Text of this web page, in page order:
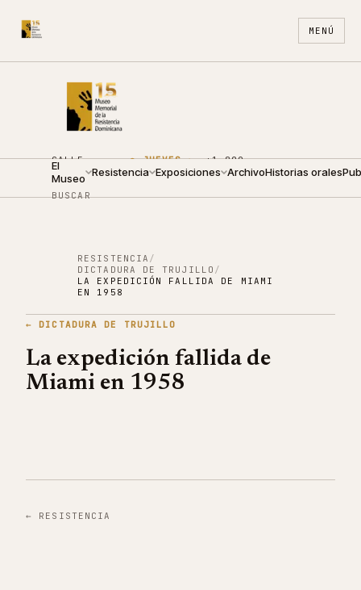
MENÚ
CALLE
ARZOBISPO
NOUEL 210
●JUEVES ·
09:00 —
+1 809
688
ES EN
El
Museo Resistencia Exposiciones ArchivoHistorias orales
BUSCAR
RESISTENCIA /
DICTADURA DE TRUJILLO /
LA EXPEDICIÓN FALLIDA DE MIAMI
EN 1958
← DICTADURA DE TRUJILLO
La expedición fallida de
Miami en 1958
← RESISTENCIA